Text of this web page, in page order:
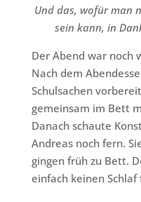
Und das, wofür man
sein kann, in
Der Abend war noch
Nach dem
Schulsachen
gemeinsam im Bett
Danach schaute
Andreas noch fern.
gingen früh zu Bett.
einfach keinen Schlaf